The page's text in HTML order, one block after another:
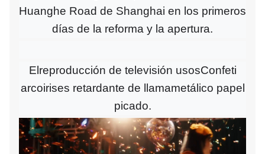
Huanghe Road de Shanghai en los primeros
días de la reforma y la apertura.
El reproducción de televisión usosConfeti
arcoirises retardante de llamametálico papel
picado.